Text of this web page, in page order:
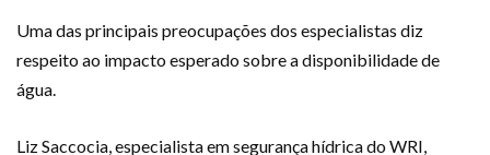
Uma das principais preocupações dos especialistas diz
respeito ao impacto esperado sobre a disponibilidade de
água.
Liz Saccocia, especialista em segurança hídrica do WRI,